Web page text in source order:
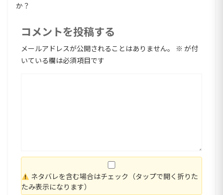
か？
コメントを投稿する
メールアドレスが公開されることはありません。 ※ が付
いている欄は必須項目です
ネタバレを含む場合はチェック（タップで開く折りた
たみ表示になります）